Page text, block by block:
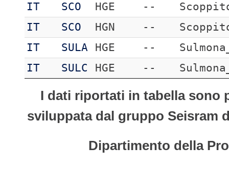
IT
SCO HGE --
IT
SCO HGN --
IT
SULA HGE --
IT
SULC HGE --
I dati riportati in tabella sono
sviluppata dal gruppo Seisram
Dipartimento della